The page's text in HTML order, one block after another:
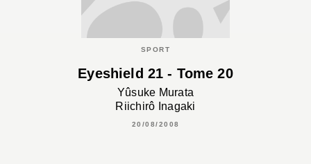
SPORT
Eyeshield 21 - Tome 20
Yûsuke Murata
Riichirô Inagaki
20/08/2008